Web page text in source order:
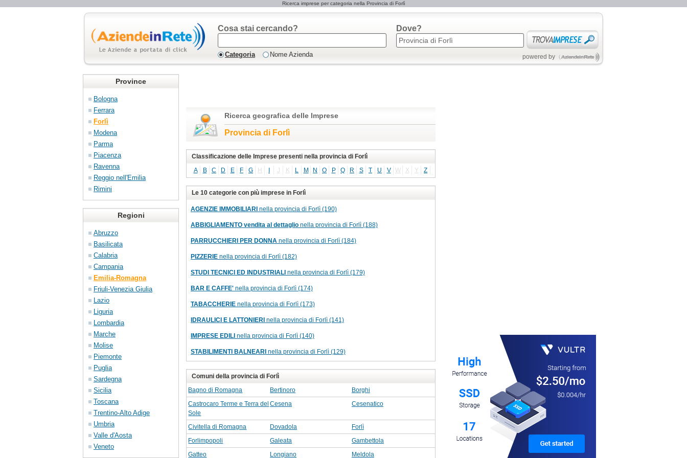
Ricerca imprese per categoria nella Provincia di Forlì
Cosa stai cercando?
Categoria Nome Azienda
Dove?
powered by
Province
Bologna
Ferrara
Forlì
Modena
Parma
Piacenza
Ravenna
Reggio nell'Emilia
Rimini
Regioni
Abruzzo
Basilicata
Calabria
Campania
Emilia-Romagna
Friuli-Venezia Giulia
Lazio
Liguria
Lombardia
Marche
Molise
Piemonte
Puglia
Sardegna
Sicilia
Toscana
Trentino-Alto Adige
Umbria
Valle d'Aosta
Veneto
Ricerca geografica delle Imprese
Provincia di Forlì
Classificazione delle Imprese presenti nella provincia di Forlì
A
B C D E F G H J K L M N O P Q R S T U V W X Y Z
Le 10 categorie con più imprese in Forlì
AGENZIE IMMOBILIARI nella provincia di Forlì (190)
ABBIGLIAMENTO vendita al dettaglio nella provincia di Forlì (188)
PARRUCCHIERI PER DONNA nella provincia di Forlì (184)
PIZZERIE nella provincia di Forlì (182)
STUDI TECNICI ED INDUSTRIALI nella provincia di Forlì (179)
BAR E CAFFE' nella provincia di Forlì (174)
TABACCHERIE nella provincia di Forlì (173)
IDRAULICI E LATTONIERI nella provincia di Forlì (141)
IMPRESE EDILI nella provincia di Forlì (140)
STABILIMENTI BALNEARI nella provincia di Forlì (129)
Comuni della provincia di Forlì
Bagno di Romagna
Bertinoro
Borghi
Castrocaro Terme e Terra del
Sole
Cesena Cesenatico
Civitella di Romagna Dovadola
Forlì
Forlimpopoli
Galeata
Gambettola
Gatteo
Longiano Meldola